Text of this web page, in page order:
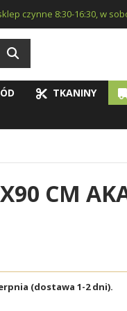
czynne 8:30-16:30, w
TKANINY
CM
(dostawa 1-2 dni).